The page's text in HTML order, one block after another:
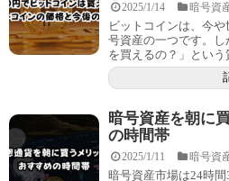
2025/1/14 暗号資
ビットコインは、今
号資産の一つです。
を買えるの？」とい
暗号資産を朝に
の時間帯
2025/1/11 暗号資
暗号資産市場は24時